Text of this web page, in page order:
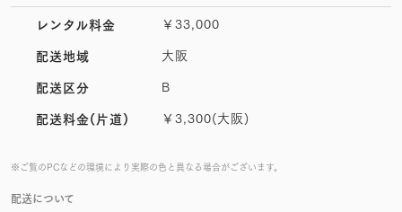
※ご覧のPCなどの環境により実際の色と異なる場合がございます。
配送について
レンタル料金 ￥33,000
配送地域 大阪
配送区分 B
配送料金(片道) ￥3,300(大阪)